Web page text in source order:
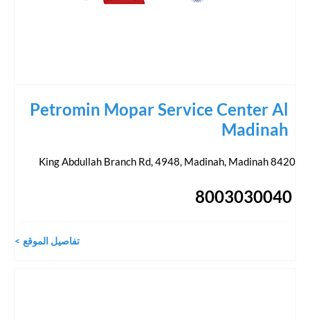
Petromin Mopar Service Center Al
Madinah
8420 King Abdullah Branch Rd, 4948, Madinah
, Madinah
8003030040
تفاصيل الموقع